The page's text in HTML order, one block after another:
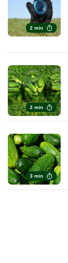
2 min
2 min
3 min